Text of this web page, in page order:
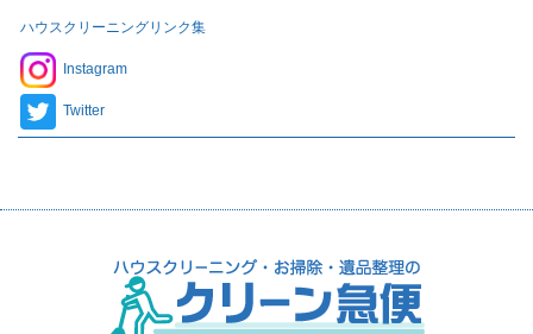
ハウスクリーニングリンク集
Instagram
Twitter